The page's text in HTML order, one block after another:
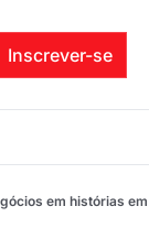
Inscrever-se
em histórias